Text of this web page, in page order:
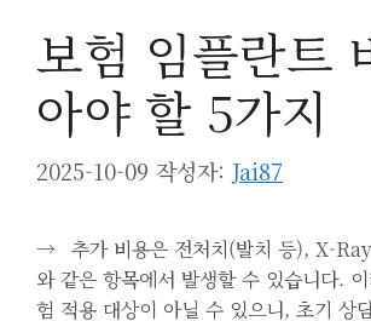
보험 임플란트
아야 할 5가지
2025-10-09 작성자: Jai87
→ 추가 비용은 전처치(발치 등), X-
와 같은 항목에서 발생할 수 있습니다.
험 적용 대상이 아닐 수 있으니, 초기 상